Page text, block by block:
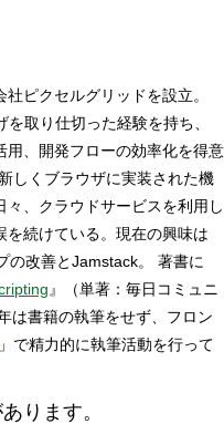
ピクセルグリッドを設立。
取り仕切った経験を持ち、
、開発フローの効率化を得意
しくブラウザに実装された機
、クラウドサービスを利用し
を続けている。現在の興味は
の改善とJamstack。 著書に
』（単著：毎日コミュニ
は書籍の執筆をせず、フロン
」で精力的に執筆活動を行って
ります。